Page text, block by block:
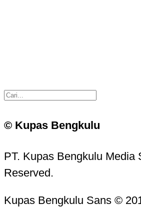
© Kupas Bengkulu
PT. Kupas Bengkulu Media
Reserved.
Kupas Bengkulu Sans ©